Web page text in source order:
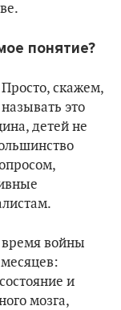
понятие?
скажем,
это
детей не
время войны
и
мозга,